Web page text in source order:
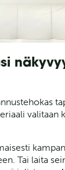
valitaan
Tai laita